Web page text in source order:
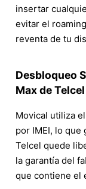
insertar
evitar el
reventa de tu
Desbloqueo
Max de
Movical utiliza
por IMEI, lo que
Telcel quede
la garantía del
que contiene el